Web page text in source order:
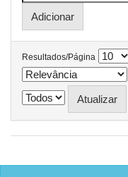
Resultados/Página